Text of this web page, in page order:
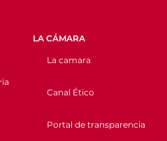
LA CÁMARA
La camara
Canal Ético
Portal de transparencia